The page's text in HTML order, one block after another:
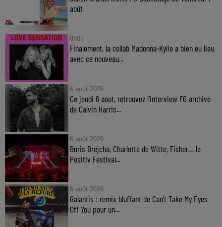
août
8h07
Finalement, la collab Madonna-Kylie a bien eu lieu
avec ce nouveau...
6 août 2026
Ce jeudi 6 aout, retrouvez l'interview FG archive
de Calvin Harris...
6 août 2026
Boris Brejcha, Charlotte de Witte, Fisher… le
Positiv Festival...
6 août 2026
Galantis : remix bluffant de Can’t Take My Eyes
Off You pour un...